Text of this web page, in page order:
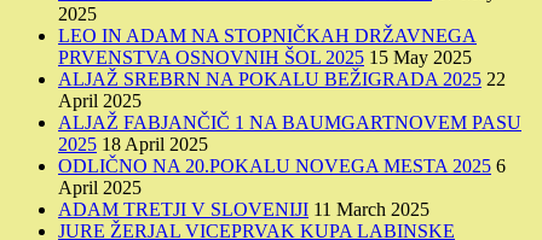
2025
LEO IN ADAM NA STOPNIČKAH DRŽAVNEGA
PRVENSTVA OSNOVNIH ŠOL 2025 15 May 2025
ALJAŽ SREBRN NA POKALU BEŽIGRADA 2025 22
April 2025
ALJAŽ FABJANČIČ 1 NA BAUMGARTNOVEM PASU
2025 18 April 2025
ODLIČNO NA 20.POKALU NOVEGA MESTA 2025 6
April 2025
ADAM TRETJI V SLOVENIJI 11 March 2025
JURE ŽERJAL VICEPRVAK KUPA LABINSKE